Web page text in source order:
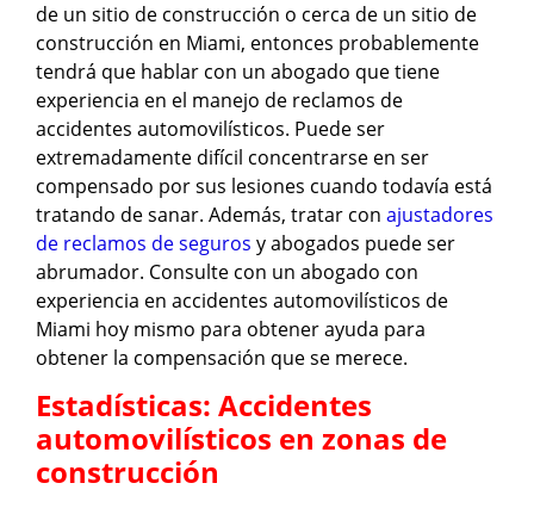
de un sitio de construcción o cerca de un sitio de
construcción en Miami, entonces probablemente
tendrá que hablar con un abogado que tiene
experiencia en el manejo de reclamos de
accidentes automovilísticos. Puede ser
extremadamente difícil concentrarse en ser
compensado por sus lesiones cuando todavía está
tratando de sanar. Además, tratar con ajustadores
de reclamos de seguros y abogados puede ser
abrumador. Consulte con un abogado con
experiencia en accidentes automovilísticos de
Miami hoy mismo para obtener ayuda para
obtener la compensación que se merece.
Estadísticas: Accidentes
automovilísticos en zonas de
construcción